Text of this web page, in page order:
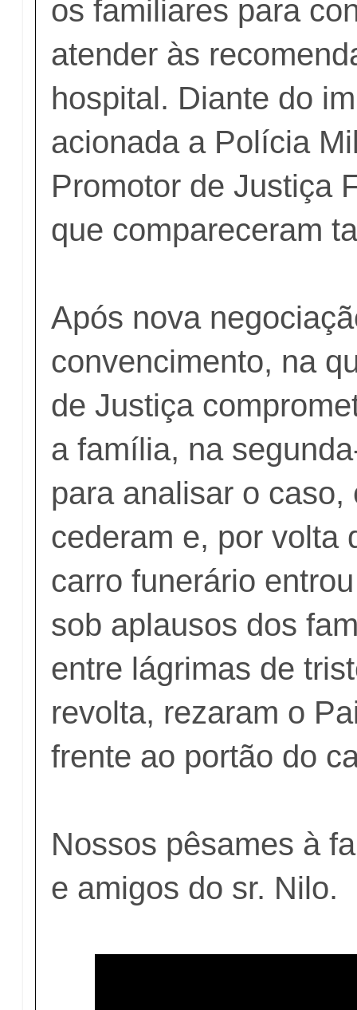
os familiares para
atender às
hospital. Diante do
acionada a Polícia
Promotor de Justiça
que compareceram
Após nova
convencimento, na
de Justiça
a família, na
para analisar o caso,
cederam e, por volta
carro funerário
sob aplausos dos
entre lágrimas de
revolta, rezaram o
frente ao portão do
Nossos pêsames à
e amigos do sr. Nilo.